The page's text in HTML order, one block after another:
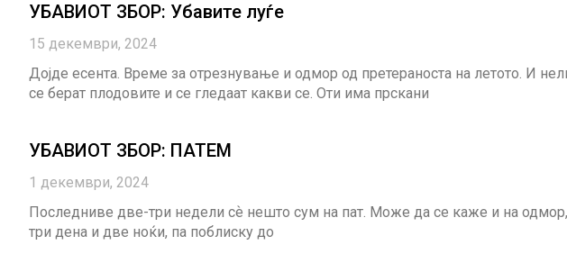
УБАВИОТ ЗБОР: Убавите луѓе
15 декември, 2024
Дојде есента. Време за отрезнување и одмор од претераноста на летото. И
се берат плодовите и се гледаат какви се. Оти има прскани
УБАВИОТ ЗБОР: ПАТЕМ
1 декември, 2024
Последниве две-три недели сѐ нешто сум на пат. Може да се каже и на
три дена и две ноќи, па поблиску до